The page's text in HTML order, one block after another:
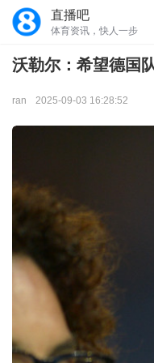
直播吧
体育资讯，快人一步
沃勒尔：希望德国
ran 2025-09-03 16:28:52